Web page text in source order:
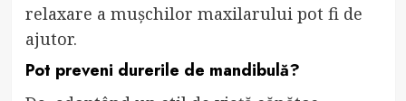
relaxare a mușchilor maxilarului pot fi de
ajutor.
Pot preveni durerile de mandibulă?